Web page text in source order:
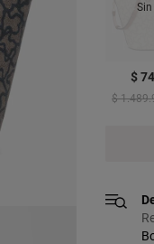
$
Price
$